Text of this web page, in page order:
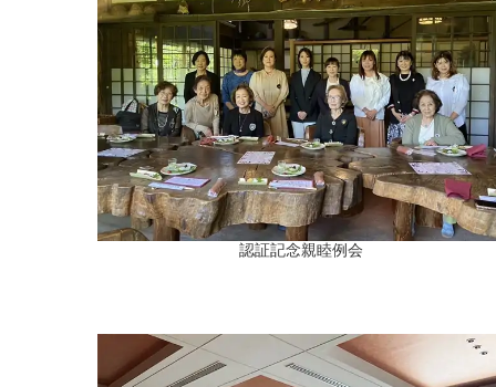
認証記念親睦例会